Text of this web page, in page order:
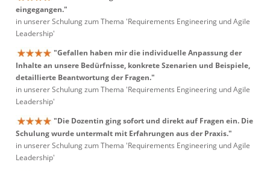
eingegangen."
in unserer Schulung zum Thema 'Requirements Engineering und Agile
Leadership'
"Gefallen haben mir die individuelle Anpassung der
Inhalte an unsere Bedürfnisse, konkrete Szenarien und Beispiele,
detaillierte Beantwortung der Fragen."
in unserer Schulung zum Thema 'Requirements Engineering und Agile
Leadership'
"Die Dozentin ging sofort und direkt auf Fragen ein. Die
Schulung wurde untermalt mit Erfahrungen aus der Praxis."
in unserer Schulung zum Thema 'Requirements Engineering und Agile
Leadership'